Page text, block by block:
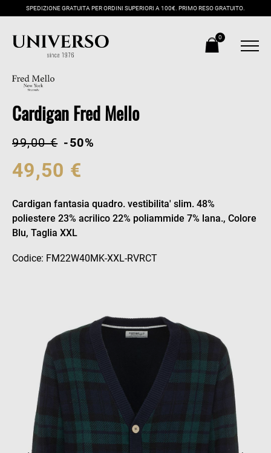
SPEDIZIONE GRATUITA PER ORDINI SUPERIORI A 100€. PRIMO RESO GRATUITO.
0
Cardigan Fred Mello
99,00 € -50%
49,50 €
Cardigan fantasia quadro. vestibilita' slim. 48%
poliestere 23% acrilico 22% poliammide 7% lana., Colore
Blu, Taglia XXL
Codice: FM22W40MK-XXL-RVRCT